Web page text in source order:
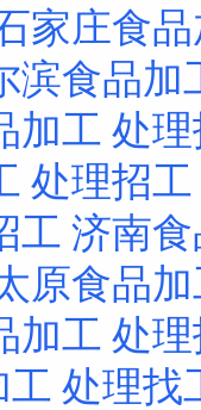
家庄食
滨食品加
加工 处
处理招工
工 济南
原食品
加工 处
处理找